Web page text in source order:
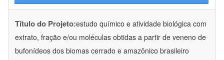
Título do Projeto:estudo químico e atividade biológica com
extrato, fração e/ou moléculas obtidas a partir de veneno de
bufonídeos dos biomas cerrado e amazônico brasileiro